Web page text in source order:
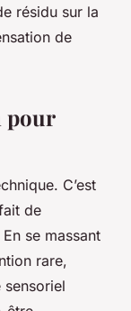
résidu sur la
de
pour
C’est
de
se massant
rare,
sensoriel